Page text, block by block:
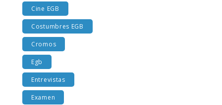
Cine EGB
Costumbres EGB
Cromos
Egb
Entrevistas
Examen